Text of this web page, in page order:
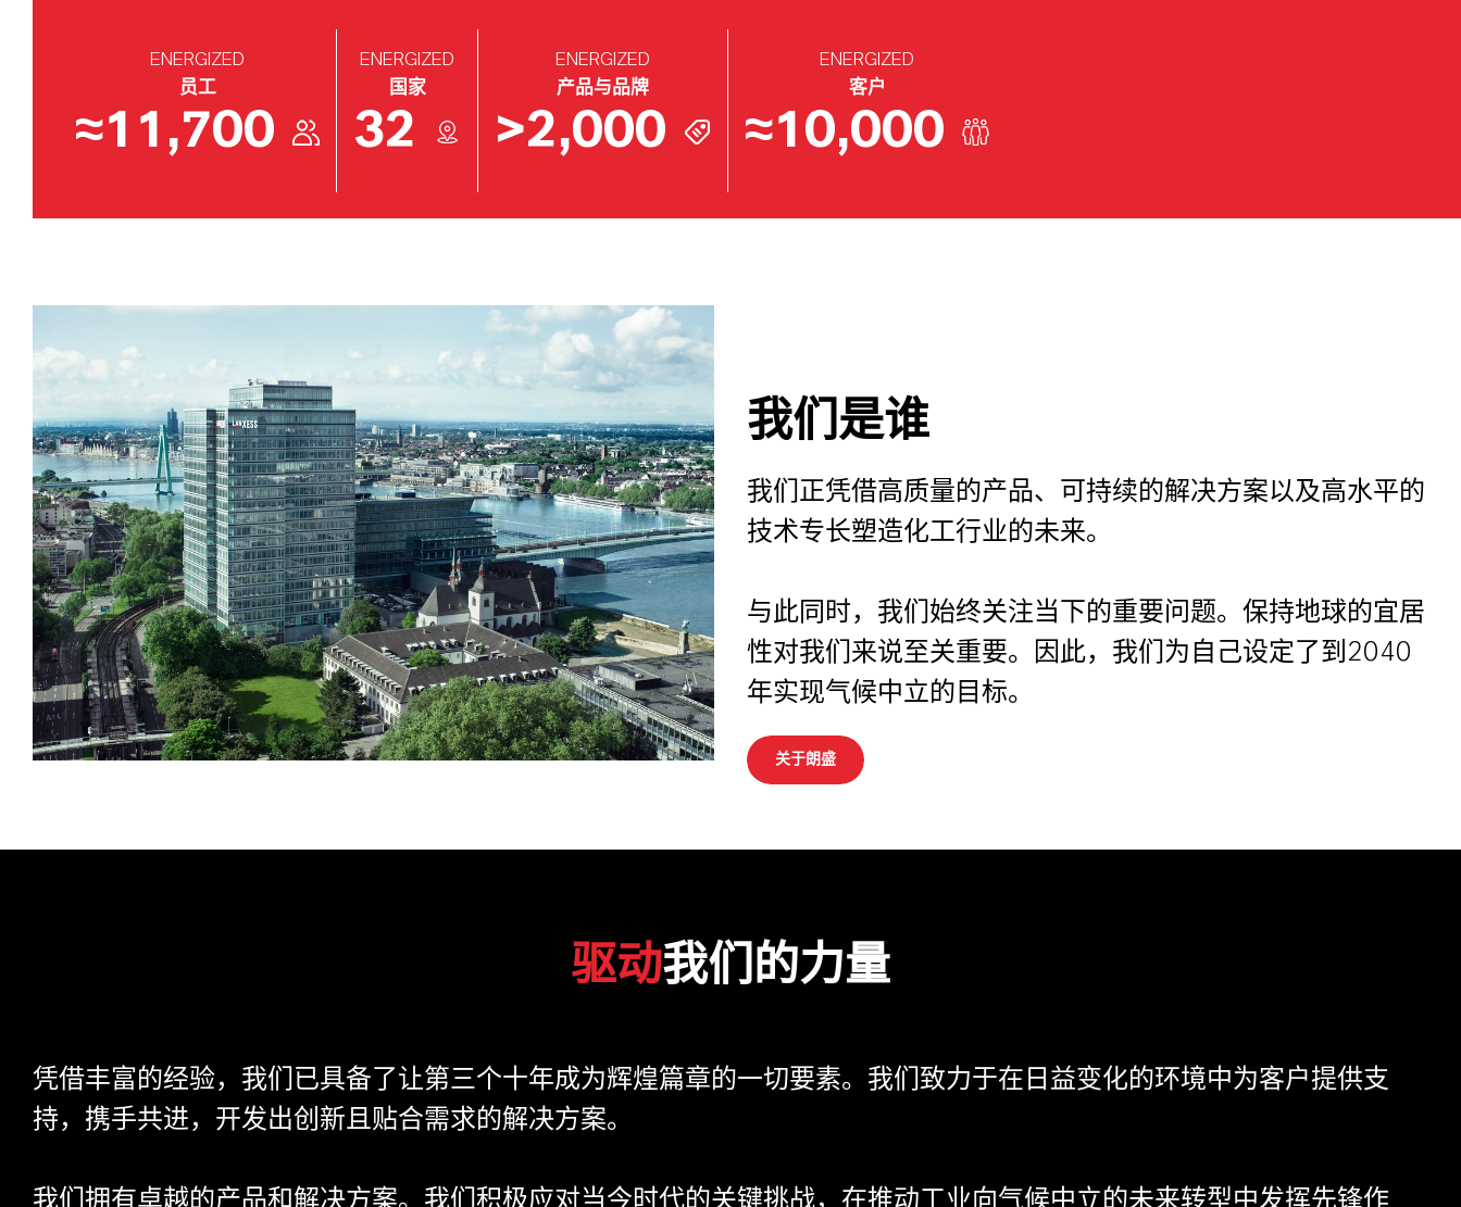
ENERGIZED
员工
≈11,700
ENERGIZED
国家
32
ENERGIZED
产品与品牌
>2,000
ENERGIZED
客户
≈10,000
我们是谁
我们正凭借高质量的产品、可持续的解决方案以及高水平的
技术专长塑造化工行业的未来。
与此同时，我们始终关注当下的重要问题。保持地球的宜居
性对我们来说至关重要。因此，我们为自己设定了到2040
年实现气候中立的目标。
关于朗盛
驱动我们的力量
凭借丰富的经验，我们已具备了让第三个十年成为辉煌篇章的一切要素。我们致力于在日益变化的环境中为客户提供支
持，携手共进，开发出创新且贴合需求的解决方案。
我们拥有卓越的产品和解决方案。我们积极应对当今时代的关键挑战，在推动工业向气候中立的未来转型中发挥先锋作